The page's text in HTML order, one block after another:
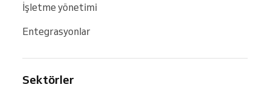
İşletme yönetimi
Entegrasyonlar
Sektörler